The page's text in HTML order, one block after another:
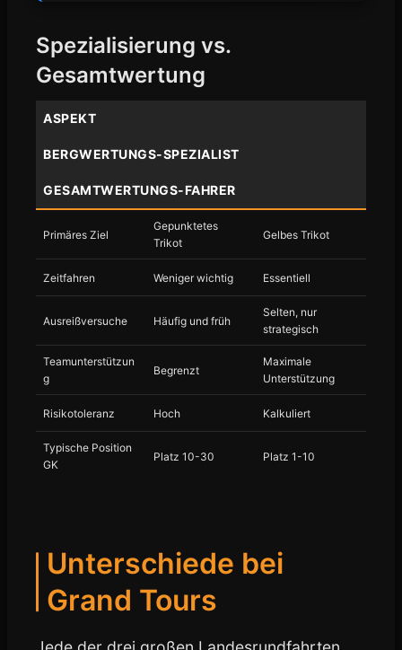
Spezialisierung vs.
Gesamtwertung
ASPEKT
BERGWERTUNGS-SPEZIALIST
GESAMTWERTUNGS-FAHRER
Primäres Ziel
Gepunktetes
Trikot
Gelbes Trikot
Zeitfahren Weniger wichtig Essentiell
Ausreißversuche Häufig und früh
Selten, nur
strategisch
Teamunterstützun
g
Begrenzt
Maximale
Unterstützung
Risikotoleranz Hoch Kalkuliert
Typische Position
GK
Platz 10-30 Platz 1-10
Unterschiede bei
Grand Tours